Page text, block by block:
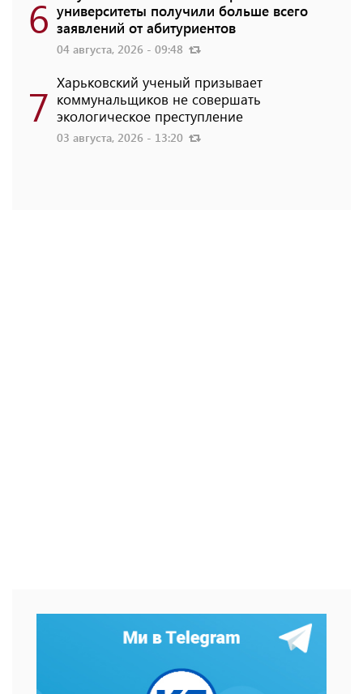
6 университеты получили больше всего
заявлений от абитуриентов
04 августа, 2026 - 09:48
7 Харьковский ученый призывает
коммунальщиков не совершать
экологическое преступление
03 августа, 2026 - 13:20